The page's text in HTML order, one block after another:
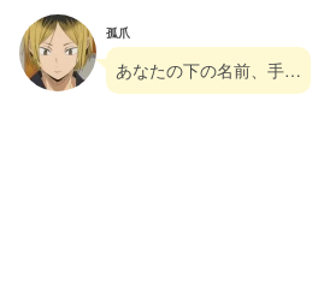
孤爪
あなたの下の名前、手…